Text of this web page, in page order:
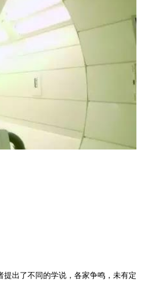
出了不同的学说，各家争鸣，未有定